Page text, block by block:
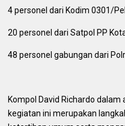
4 personel dari Kodim 0301/
20 personel dari Satpol PP
48 personel gabungan dari
Kompol David Richardo
kegiatan ini merupakan